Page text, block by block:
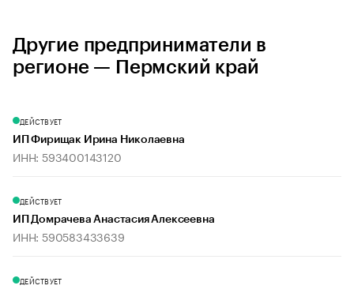
Другие предприниматели в
регионе — Пермский край
ДЕЙСТВУЕТ
ИП Фирищак Ирина Николаевна
ИНН: 593400143120
ДЕЙСТВУЕТ
ИП Домрачева Анастасия Алексеевна
ИНН: 590583433639
ДЕЙСТВУЕТ